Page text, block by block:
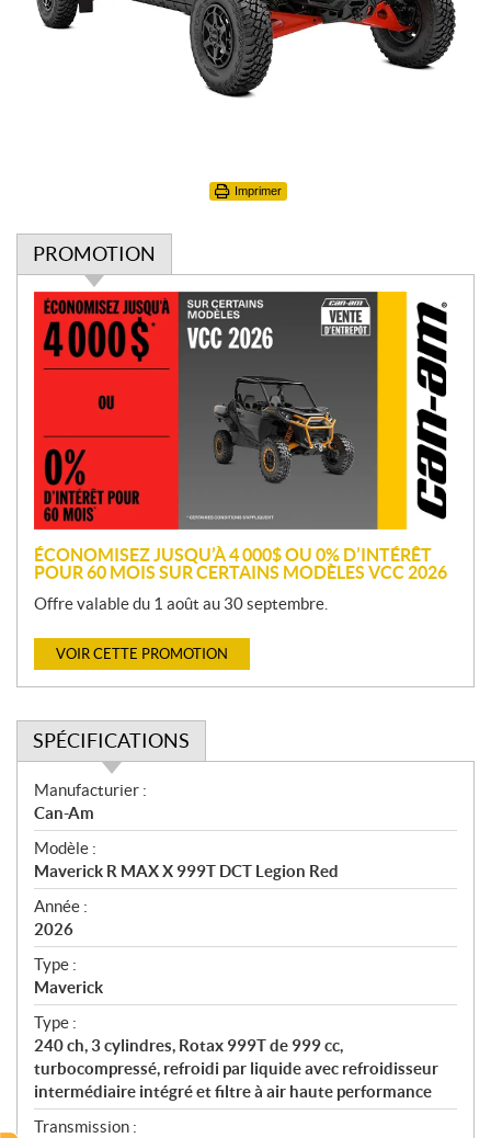
Imprimer
PROMOTION
P
o
m
o
n
ÉCONOMISEZ JUSQU’À 4 000$ OU 0% D’INTÉRÊT
POUR 60 MOIS SUR CERTAINS MODÈLES VCC 2026
Offre valable du 1 août au 30 septembre.
VOIR CETTE PROMOTION
SPÉCIFICATIONS
S
p
é
c
i
f
i
c
a
t
i
o
n
s
Manufacturier :
Can-Am
Modèle :
Maverick R MAX X 999T DCT Legion Red
Année :
2026
Type :
Maverick
Type :
240 ch, 3 cylindres, Rotax 999T de 999 cc,
turbocompressé, refroidi par liquide avec refroidisseur
intermédiaire intégré et filtre à air haute performance
Transmission :